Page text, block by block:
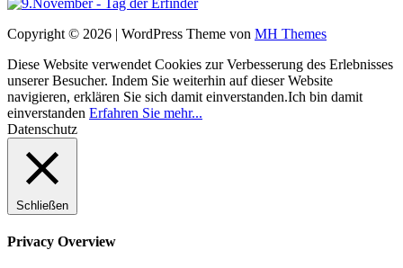
Copyright © 2026 | WordPress Theme von MH Themes
Diese Website verwendet Cookies zur Verbesserung des Erlebnisses
unserer Besucher. Indem Sie weiterhin auf dieser Website
navigieren, erklären Sie sich damit einverstanden.Ich bin damit
einverstanden Erfahren Sie mehr...
Datenschutz
Schließen
Privacy Overview